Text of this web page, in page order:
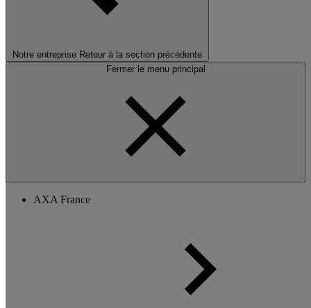
Notre entreprise Retour à la section précédente
Fermer le menu principal
AXA France